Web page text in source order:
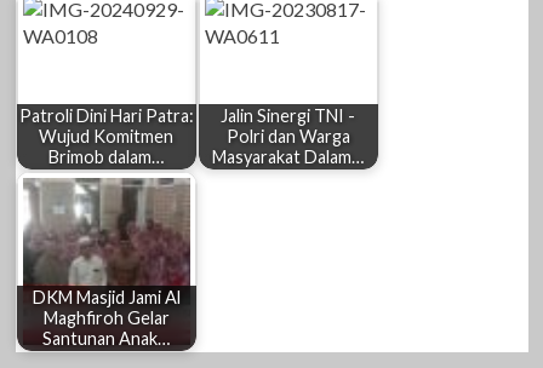
Patroli Dini Hari Patra:
Wujud Komitmen
Brimob dalam…
Jalin Sinergi TNI -
Polri dan Warga
Masyarakat Dalam…
DKM Masjid Jami Al
Maghfiroh Gelar
Santunan Anak…